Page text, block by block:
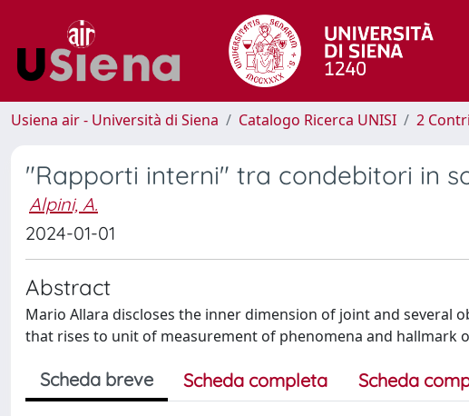
Usiena air - Università di Siena Catalogo Ricerca UNISI 2
"Rapporti interni" tra condebitori in
Alpini, A.
2024-01-01
Abstract
Mario Allara discloses the inner dimension of joint and
that rises to unit of measurement of phenomena and hallmark
Scheda breve Scheda completa Scheda